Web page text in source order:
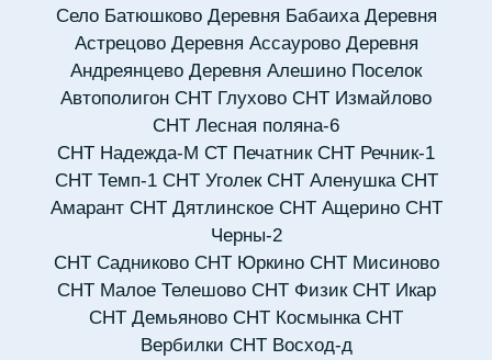
Село Батюшково Деревня Бабаиха Деревня
Астрецово Деревня Ассаурово Деревня
Андреянцево Деревня Алешино Поселок
Автополигон СНТ Глухово СНТ Измайлово
СНТ Лесная поляна-6
СНТ Надежда-М СТ Печатник СНТ Речник-1
СНТ Темп-1 СНТ Уголек СНТ Аленушка СНТ
Амарант СНТ Дятлинское СНТ Ащерино СНТ
Черны-2
СНТ Садниково СНТ Юркино СНТ Мисиново
СНТ Малое Телешово СНТ Физик СНТ Икар
СНТ Демьяново СНТ Космынка СНТ
Вербилки СНТ Восход-д